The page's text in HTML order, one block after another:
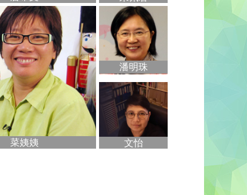
菜姨姨
潘明珠
文怡